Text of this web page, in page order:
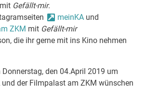
Gefällt-mir.
meinKA und
ZKM mit Gefällt-mir
die ihr gerne mit ins Kino nehmen
den 04.April 2019 um
und der Filmpalast am ZKM wünschen